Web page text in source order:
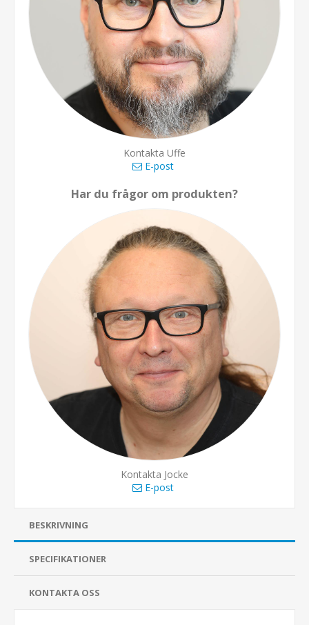
Kontakta Uffe
E-post
Har du frågor om produkten?
Kontakta Jocke
E-post
BESKRIVNING
SPECIFIKATIONER
KONTAKTA OSS